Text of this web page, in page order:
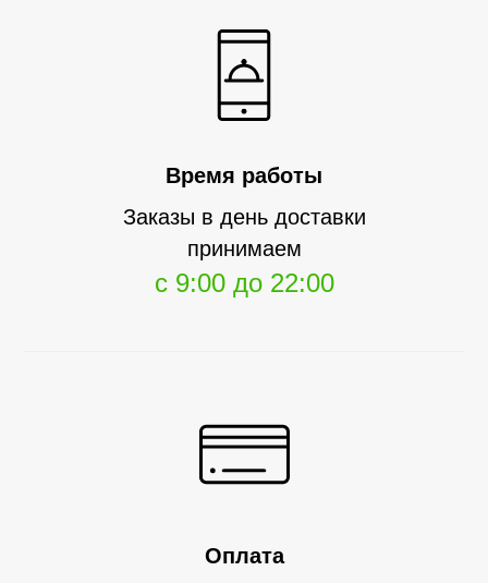
Время работы
Заказы в день доставки
принимаем
с 9:00 до 22:00
Оплата